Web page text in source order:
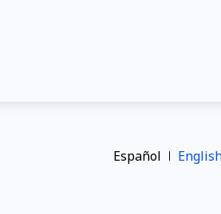
Español